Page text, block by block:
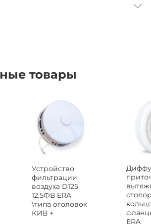
товары
Устройство
фильтрации
воздуха D125
12,5ФВ ERA
\типа оголовок
КИВ +
ERA